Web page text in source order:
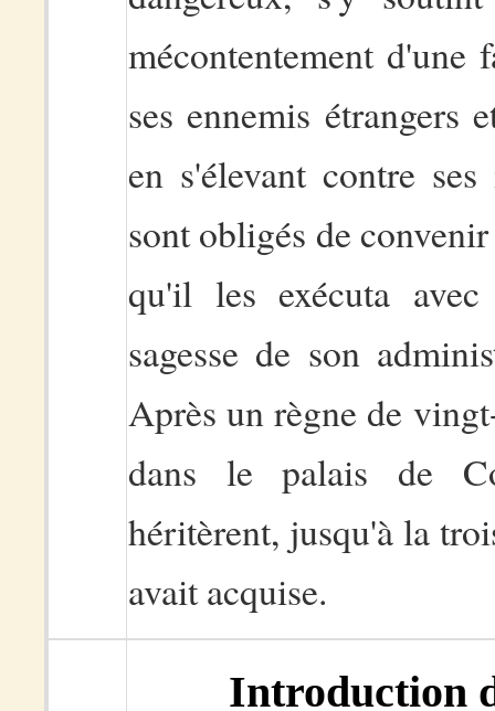
mécontentement d'une
ses ennemis étrangers
en s'élevant contre
sont obligés de
qu'il les exécuta
sagesse de son
Après un règne de
dans le palais de
héritèrent, jusqu'à la
avait acquise.
Introduction